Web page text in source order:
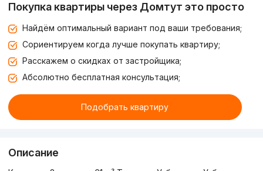
Покупка квартиры через Домтут это просто
Найдём оптимальный вариант под ваши требования;
Сориентируем когда лучше покупать квартиру;
Расскажем о скидках от застройщика;
Абсолютно бесплатная консультация;
Подобрать квартиру
Описание